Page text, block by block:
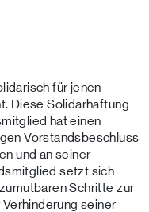
für jenen
Diese Solidarhaftung
hat einen
Vorstandsbeschluss
und an seiner
setzt sich
Schritte zur
seiner